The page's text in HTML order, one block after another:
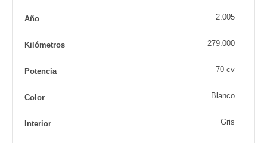
Año 2.005
Kilómetros 279.000
Potencia 70 cv
Color Blanco
Interior Gris